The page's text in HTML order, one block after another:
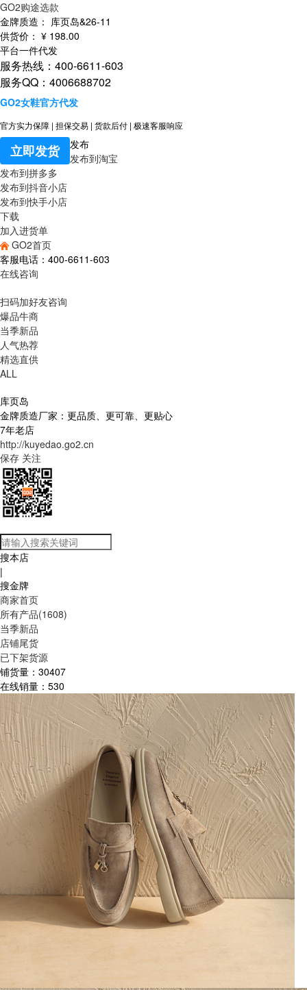
GO2购途选款
金牌质造： 库页岛&26-11
供货价： ¥ 198.00
平台一件代发
服务热线：400-6611-603
服务QQ：4006688702
GO2女鞋官方代发
官方实力保障 | 担保交易 | 货款后付 | 极速客服响应
立即发货
发布
发布到淘宝
发布到拼多多
发布到抖音小店
发布到快手小店
下载
加入进货单
GO2首页
客服电话：400-6611-603
在线咨询
扫码加好友咨询
爆品牛商
当季新品
人气热荐
精选直供
ALL
库页岛
金牌质造厂家：更品质、更可靠、更贴心
7年老店
http://kuyedao.go2.cn
保存 关注
搜本店
|
搜金牌
商家首页
所有产品(1608)
当季新品
店铺尾货
已下架货源
铺货量： 30407
在线销量： 530